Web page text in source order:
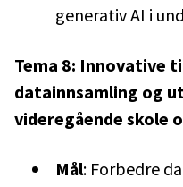
generativ AI i
Tema 8: Innovative
datainnsamling og
videregående skole
Mål: Forbedre